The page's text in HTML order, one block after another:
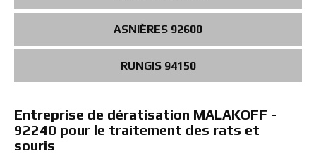
ASNIÈRES 92600
RUNGIS 94150
Entreprise de dératisation MALAKOFF -
92240 pour le traitement des rats et
souris